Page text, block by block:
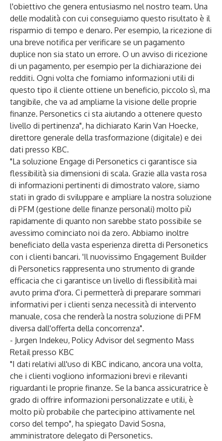
l'obiettivo che genera entusiasmo nel nostro team. Una
delle modalità con cui conseguiamo questo risultato è il
risparmio di tempo e denaro. Per esempio, la ricezione di
una breve notifica per verificare se un pagamento
duplice non sia stato un errore. O un avviso di ricezione
di un pagamento, per esempio per la dichiarazione dei
redditi. Ogni volta che forniamo informazioni utili di
questo tipo il cliente ottiene un beneficio, piccolo sì, ma
tangibile, che va ad ampliarne la visione delle proprie
finanze. Personetics ci sta aiutando a ottenere questo
livello di pertinenza", ha dichiarato Karin Van Hoecke,
direttore generale della trasformazione (digitale) e dei
dati presso KBC.
"La soluzione Engage di Personetics ci garantisce sia
flessibilità sia dimensioni di scala. Grazie alla vasta rosa
di informazioni pertinenti di dimostrato valore, siamo
stati in grado di sviluppare e ampliare la nostra soluzione
di PFM (gestione delle finanze personali) molto più
rapidamente di quanto non sarebbe stato possibile se
avessimo cominciato noi da zero. Abbiamo inoltre
beneficiato della vasta esperienza diretta di Personetics
con i clienti bancari. 'Il nuovissimo Engagement Builder
di Personetics rappresenta uno strumento di grande
efficacia che ci garantisce un livello di flessibilità mai
avuto prima d'ora. Ci permetterà di preparare sommari
informativi per i clienti senza necessità di intervento
manuale, cosa che renderà la nostra soluzione di PFM
diversa dall'offerta della concorrenza".
- Jurgen Indekeu, Policy Advisor del segmento Mass
Retail presso KBC
"I dati relativi all'uso di KBC indicano, ancora una volta,
che i clienti vogliono informazioni brevi e rilevanti
riguardanti le proprie finanze. Se la banca assicuratrice è
grado di offrire informazioni personalizzate e utili, è
molto più probabile che partecipino attivamente nel
corso del tempo", ha spiegato David Sosna,
amministratore delegato di Personetics.